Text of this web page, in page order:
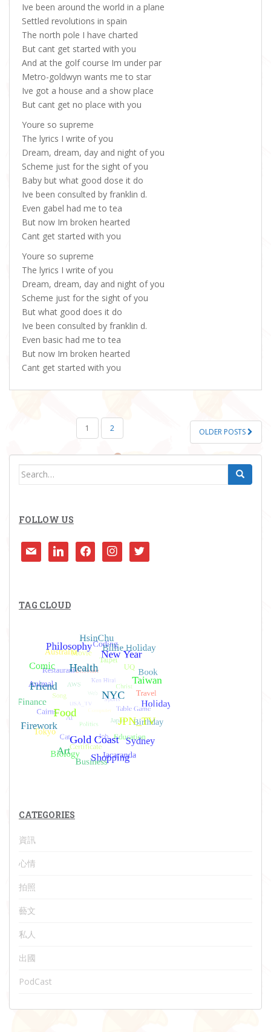
Ive been around the world in a plane
Settled revolutions in spain
The north pole I have charted
But cant get started with you
And at the golf course Im under par
Metro-goldwyn wants me to star
Ive got a house and a show place
But cant get no place with you
Youre so supreme
The lyrics I write of you
Dream, dream, day and night of you
Scheme just for the sight of you
Baby but what good dose it do
Ive been consulted by franklin d.
Even gabel had me to tea
But now Im broken hearted
Cant get started with you
Youre so supreme
The lyrics I write of you
Dream, dream, day and night of you
Scheme just for the sight of you
But what good does it do
Ive been consulted by franklin d.
Even basic had me to tea
But now Im broken hearted
Cant get started with you
PAGINATION
1 2 OLDER POSTS
Search
FOLLOW US
mail linkedinfacebookinstagram
twitter
TAG CLOUD
CATEGORIES
資訊
心情
拍照
藝文
私人
出國
PodCast